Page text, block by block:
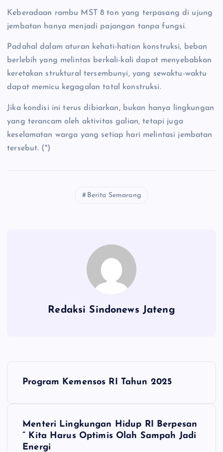
Keberadaan rambu MST 8 ton yang terpasang di ujung
jembatan hanya menjadi pajangan tanpa fungsi.
Padahal dalam aturan kehati-hatian konstruksi, beban
berlebih yang melintas berkali-kali dapat menyebabkan
keretakan struktural tersembunyi, yang sewaktu-waktu
dapat memicu kegagalan total konstruksi.
Jika kondisi ini terus dibiarkan, bukan hanya lingkungan
yang terancam oleh aktivitas galian, tetapi juga
keselamatan warga yang setiap hari melintasi jembatan
tersebut. (*)
Berita Semarang
Redaksi Sindonews Jateng
NProgram Kemensos RI Tahun 2025
Menteri Lingkungan Hidup RI Berpesan
” Kita Harus Optimis Olah Sampah Jadi
Energi